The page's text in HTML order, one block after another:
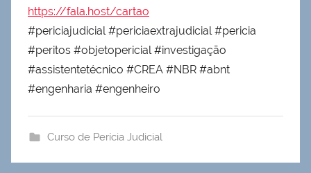
https://fala.host/cartao
#periciajudicial #periciaextrajudicial #pericia
#peritos #objetopericial #investigação
#assistentetécnico #CREA #NBR #abnt
#engenharia #engenheiro
Curso de Perícia Judicial